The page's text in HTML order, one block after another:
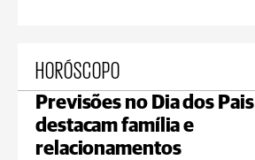
HORÓSCOPO
Previsões no Dia dos Pais
destacam família e
relacionamentos